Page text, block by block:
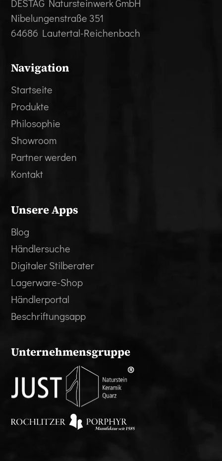
DESTAG Natursteinwerk GmbH
Nibelungenstraße 351
64686 Lautertal-Reichenbach
Navigation
Startseite
Produkte
Philosophie
Showroom
Partner werden
Kontakt
Unsere Apps
Blog
Händlersuche
Digitaler Stilberater
Lagerware-Shop
Händlerportal
Beschriftungsapp
Unternehmensgruppe